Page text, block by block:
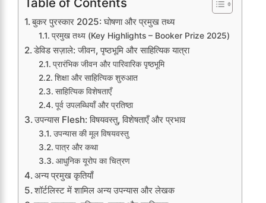
बुकर पुरस्कार 2025: घोषणा और प्रमुख तथ्य
प्रमुख तथ्य (Key Highlights – Booker Prize 2025)
डेविड सज़ाले: जीवन, पृष्ठभूमि और साहित्यिक यात्रा
प्रारंभिक जीवन और पारिवारिक पृष्ठभूमि
शिक्षा और साहित्यिक शुरुआत
साहित्यिक विशेषताएँ
पूर्व उपलब्धियाँ और प्रतिष्ठा
उपन्यास Flesh: विषयवस्तु, विशेषताएँ और प्रभाव
उपन्यास की मूल विषयवस्तु
पात्र और कथा
आधुनिक यूरोप का चित्रण
अन्य प्रमुख कृतियाँ
शॉर्टलिस्ट में शामिल अन्य उपन्यास और लेखक